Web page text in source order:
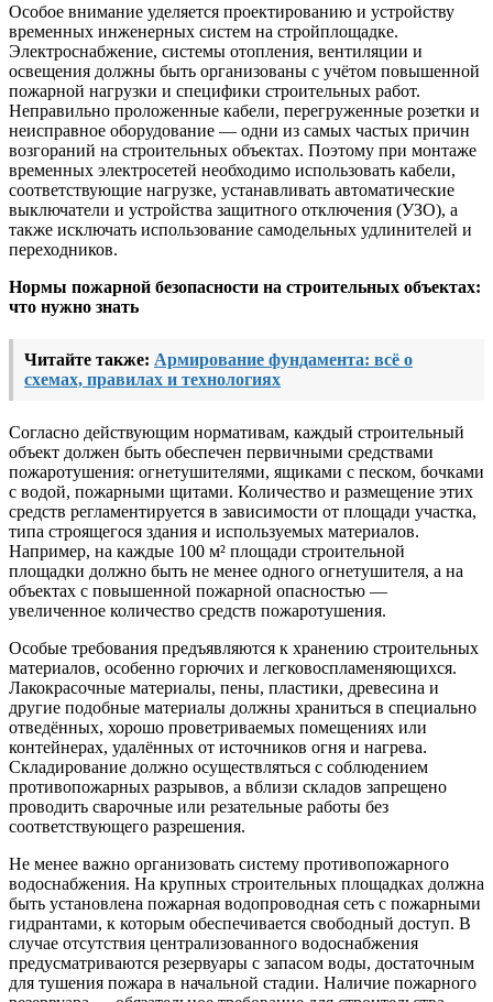
Особое внимание уделяется проектированию и устройству
временных инженерных систем на стройплощадке.
Электроснабжение, системы отопления, вентиляции и
освещения должны быть организованы с учётом повышенной
пожарной нагрузки и специфики строительных работ.
Неправильно проложенные кабели, перегруженные розетки и
неисправное оборудование — одни из самых частых причин
возгораний на строительных объектах. Поэтому при монтаже
временных электросетей необходимо использовать кабели,
соответствующие нагрузке, устанавливать автоматические
выключатели и устройства защитного отключения (УЗО), а
также исключать использование самодельных удлинителей и
переходников.
Нормы пожарной безопасности на строительных объектах:
что нужно знать
Читайте также: Армирование фундамента: всё о
схемах, правилах и технологиях
Согласно действующим нормативам, каждый строительный
объект должен быть обеспечен первичными средствами
пожаротушения: огнетушителями, ящиками с песком, бочками
с водой, пожарными щитами. Количество и размещение этих
средств регламентируется в зависимости от площади участка,
типа строящегося здания и используемых материалов.
Например, на каждые 100 м² площади строительной
площадки должно быть не менее одного огнетушителя, а на
объектах с повышенной пожарной опасностью —
увеличенное количество средств пожаротушения.
Особые требования предъявляются к хранению строительных
материалов, особенно горючих и легковоспламеняющихся.
Лакокрасочные материалы, пены, пластики, древесина и
другие подобные материалы должны храниться в специально
отведённых, хорошо проветриваемых помещениях или
контейнерах, удалённых от источников огня и нагрева.
Складирование должно осуществляться с соблюдением
противопожарных разрывов, а вблизи складов запрещено
проводить сварочные или резательные работы без
соответствующего разрешения.
Не менее важно организовать систему противопожарного
водоснабжения. На крупных строительных площадках должна
быть установлена пожарная водопроводная сеть с пожарными
гидрантами, к которым обеспечивается свободный доступ. В
случае отсутствия централизованного водоснабжения
предусматриваются резервуары с запасом воды, достаточным
для тушения пожара в начальной стадии. Наличие пожарного